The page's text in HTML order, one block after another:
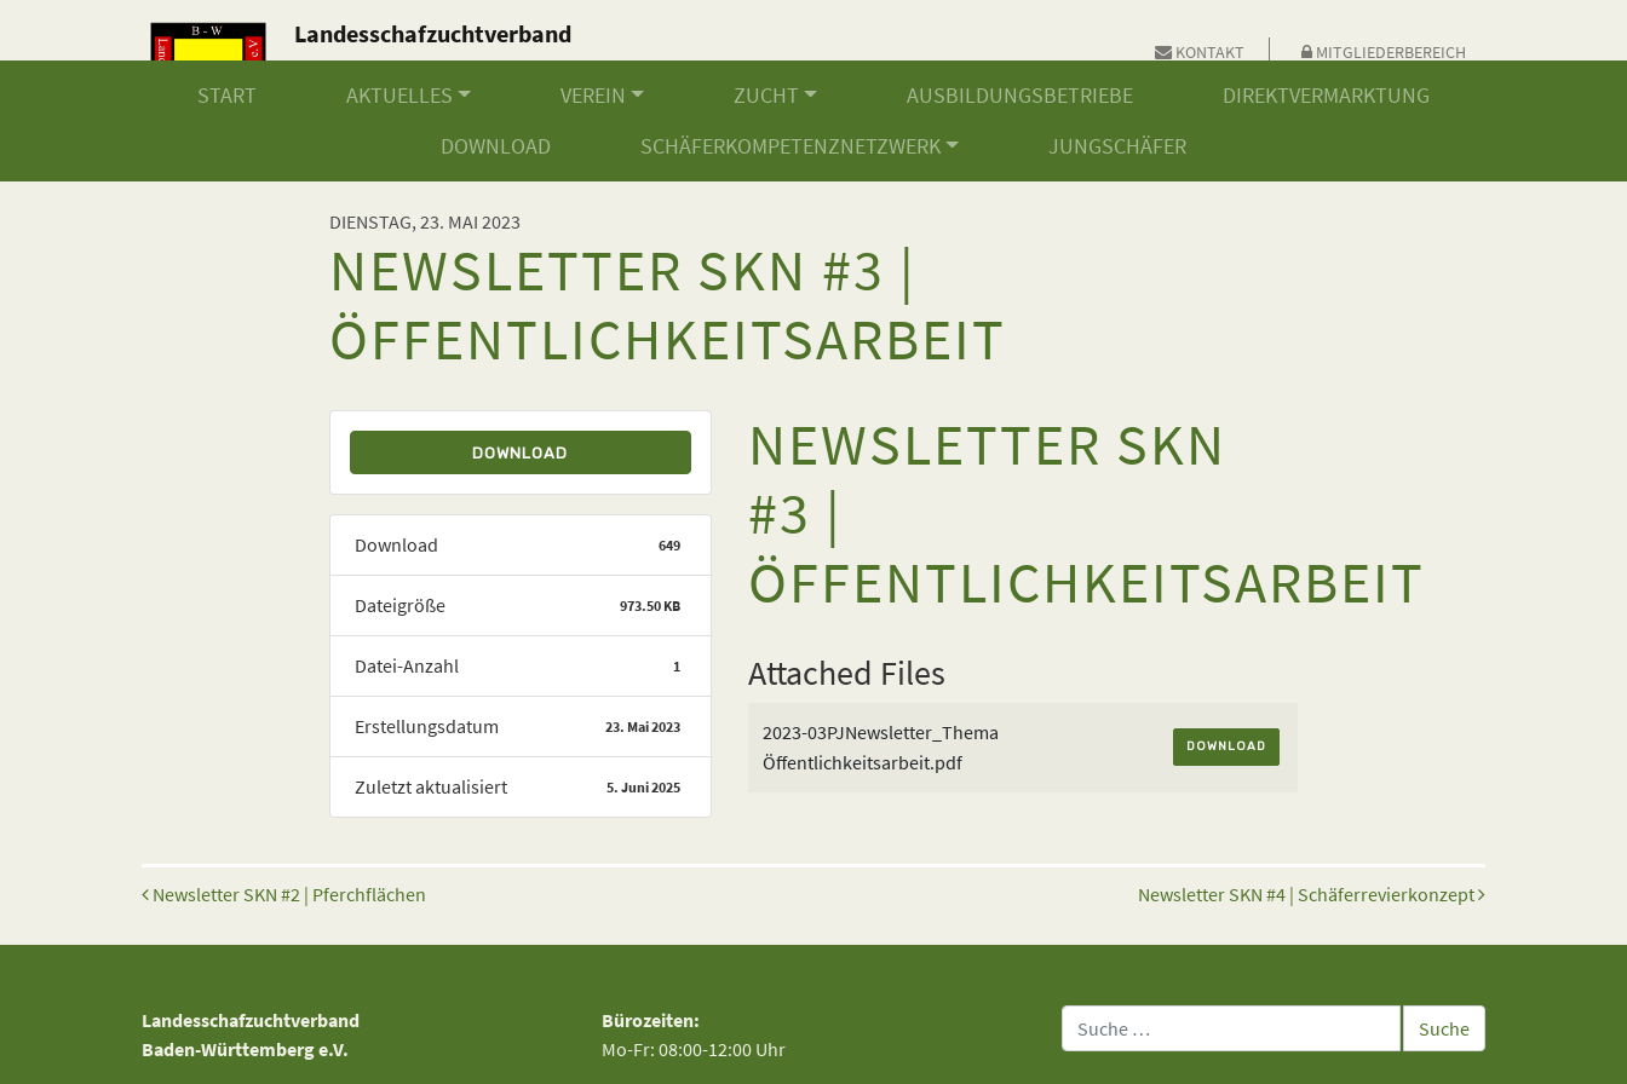
Landesschafzuchtverband
Baden-Württemberg e.V.
KONTAKT MITGLIEDERBEREICH
START AKTUELLES VEREIN ZUCHT AUSBILDUNGSBETRIEBE
DIREKTVERMARKTUNG
DOWNLOAD
SCHÄFERKOMPETENZNETZWERK JUNGSCHÄFER
DIENSTAG, 23. MAI 2023
NEWSLETTER SKN #3 |
ÖFFENTLICHKEITSARBEIT
DOWNLOAD
Download 649
Dateigröße 973.50 KB
Datei-Anzahl 1
Erstellungsdatum 23. Mai 2023
Zuletzt aktualisiert 5. Juni 2025
NEWSLETTER SKN
#3 |
ÖFFENTLICHKEITSARBEIT
Attached Files
2023-03PJNewsletter_Thema
Öffentlichkeitsarbeit.pdf
DOWNLOAD
Beitrags-Navigation
Newsletter SKN #2 | Pferchflächen Newsletter SKN #4 | Schäferrevierkonzept
Landesschafzuchtverband
Baden-Württemberg e.V.
Bürozeiten:
Mo-Fr: 08:00-12:00 Uhr
Suche